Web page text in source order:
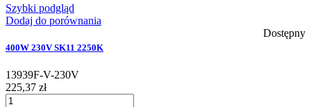
Szybki podgląd
Dodaj do porównania
Dostępny
400W 230V SK11 2250K
13939F-V-230V
225,37 zł